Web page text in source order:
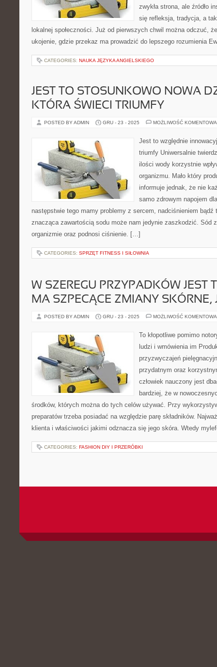
zwykła strona, ale źródło
się refleksja, tradycja, a
lokalnej społeczności. Już od pierwszych chwil można odczuć,
ukojenie, gdzie przekaz ma prowadzić do lepszego rozumienia
CATEGORIES: NAUKA JĘZYKA ANGIELSKIEGO
JEST TO STOSUNKOWO NOWA
KTÓRA ŚWIECI TRIUMFY
POSTED BY ADMIN GRU - 23 - 2025 MOŻLIWOŚĆ
Jest to względnie
triumfy Uniwersalnie
ilości wody korzystnie
organizmu. Mało który
informuje jednak, że nie
samo zdrowym napojem
następstwie tego mamy problemy z sercem, nadciśnieniem
znacząca zawartością sodu może nam jedynie zaszkodzić. Sód
organizmie oraz podnosi ciśnienie. […]
CATEGORIES: SPRZĘT FITNESS I SIŁOWNIA
W SZEREGU PRZYPADKÓW JEST
MA SZPECĄCE ZMIANY SKÓRNE,
POSTED BY ADMIN GRU - 23 - 2025 MOŻLIWOŚĆ
To kłopotliwe pomimo
ludzi i wmówienia im
przyzwyczajeń
przydatnym oraz
człowiek nauczony jest
bardziej, że w
środków, których można do tych celów używać. Przy
preparatów trzeba posiadać na względzie parę składników.
klienta i właściwości jakimi odznacza się jego skóra. Wtedy
CATEGORIES: FASHION DIY I PRZERÓBKI